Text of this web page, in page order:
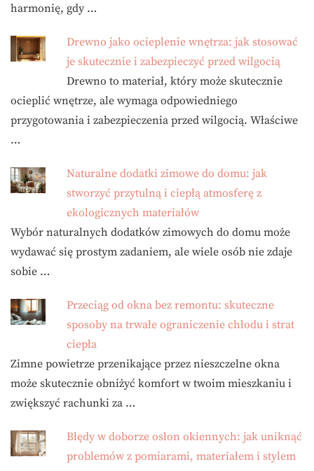
harmonię, gdy …
Drewno jako ocieplenie wnętrza: jak stosować
je skutecznie i zabezpieczyć przed wilgocią
Drewno to materiał, który może skutecznie
ocieplić wnętrze, ale wymaga odpowiedniego
przygotowania i zabezpieczenia przed wilgocią. Właściwe
…
Naturalne dodatki zimowe do domu: jak
stworzyć przytulną i ciepłą atmosferę z
ekologicznych materiałów
Wybór naturalnych dodatków zimowych do domu może
wydawać się prostym zadaniem, ale wiele osób nie zdaje
sobie …
Przeciąg od okna bez remontu: skuteczne
sposoby na trwałe ograniczenie chłodu i strat
ciepła
Zimne powietrze przenikające przez nieszczelne okna
może skutecznie obniżyć komfort w twoim mieszkaniu i
zwiększyć rachunki za …
Błędy w doborze osłon okiennych: jak uniknąć
problemów z pomiarami, materiałem i stylem